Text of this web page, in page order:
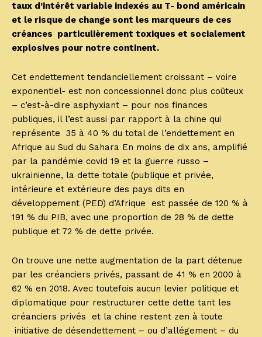
taux d’intérêt variable indexés au T- bond américain
et le risque de change sont les marqueurs de ces
créances particulièrement toxiques et socialement
explosives pour notre continent.
Cet endettement tendanciellement croissant – voire
exponentiel- est non concessionnel donc plus coûteux
– c’est-à-dire asphyxiant – pour nos finances
publiques, il l’est aussi par rapport à la chine qui
représente 35 à 40 % du total de l’endettement en
Afrique au Sud du Sahara En moins de dix ans, amplifié
par la pandémie covid 19 et la guerre russo –
ukrainienne, la dette totale (publique et privée,
intérieure et extérieure des pays dits en
développement (PED) d’Afrique est passée de 120 % à
191 % du PIB, avec une proportion de 28 % de dette
publique et 72 % de dette privée.
On trouve une nette augmentation de la part détenue
par les créanciers privés, passant de 41 % en 2000 à
62 % en 2018. Avec toutefois aucun levier politique et
diplomatique pour restructurer cette dette tant les
créanciers privés et la chine restent zen à toute
initiative de désendettement – ou d’allégement – du